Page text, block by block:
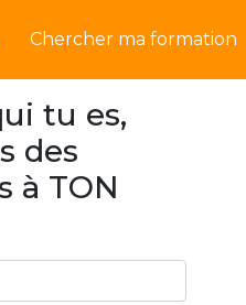
Chercher ma formation
tu es,
des
à TON